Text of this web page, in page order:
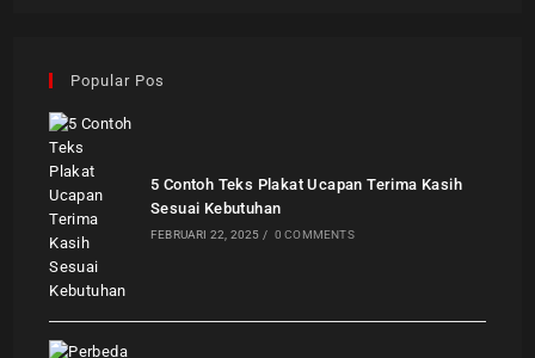
Popular Pos
5 Contoh Teks Plakat Ucapan Terima Kasih
Sesuai Kebutuhan
FEBRUARI 22, 2025 / 0 COMMENTS